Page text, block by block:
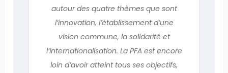
autour des quatre thèmes que sont
l’innovation, l’établissement d’une
vision commune, la solidarité et
l’internationalisation. La PFA est encore
loin d’avoir atteint tous ses objectifs,